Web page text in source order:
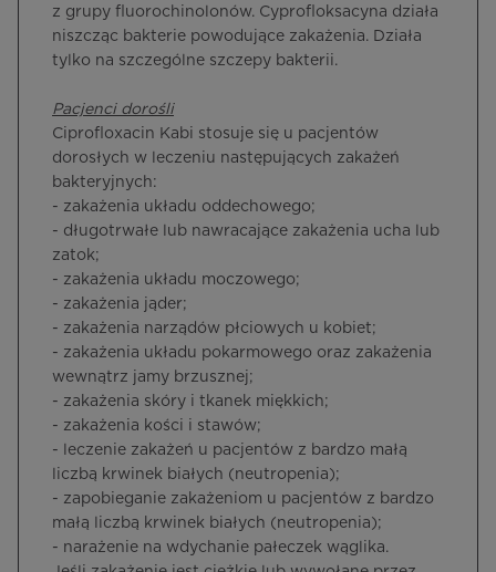
z grupy fluorochinolonów. Cyprofloksacyna działa
niszcząc bakterie powodujące zakażenia. Działa
tylko na szczególne szczepy bakterii.
Pacjenci dorośli
Ciprofloxacin Kabi stosuje się u pacjentów
dorosłych w leczeniu następujących zakażeń
bakteryjnych:
- zakażenia układu oddechowego;
- długotrwałe lub nawracające zakażenia ucha lub
zatok;
- zakażenia układu moczowego;
- zakażenia jąder;
- zakażenia narządów płciowych u kobiet;
- zakażenia układu pokarmowego oraz zakażenia
wewnątrz jamy brzusznej;
- zakażenia skóry i tkanek miękkich;
- zakażenia kości i stawów;
- leczenie zakażeń u pacjentów z bardzo małą
liczbą krwinek białych (neutropenia);
- zapobieganie zakażeniom u pacjentów z bardzo
małą liczbą krwinek białych (neutropenia);
- narażenie na wdychanie pałeczek wąglika.